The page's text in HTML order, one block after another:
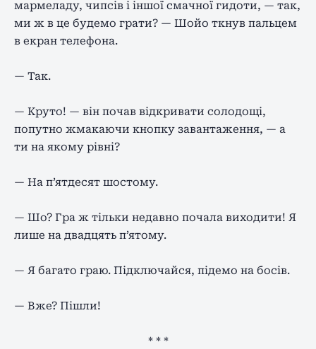
мармеладу, чипсів і іншої смачної гидоти, — так,
ми ж в це будемо грати? — Шойо ткнув пальцем
в екран телефона.
— Так.
— Круто! — він почав відкривати солодощі,
попутно жмакаючи кнопку завантаження, — а
ти на якому рівні?
— На п’ятдесят шостому.
— Шо? Гра ж тільки недавно почала виходити! Я
лише на двадцять п’ятому.
— Я багато граю. Підключайся, підемо на босів.
— Вже? Пішли!
* * *